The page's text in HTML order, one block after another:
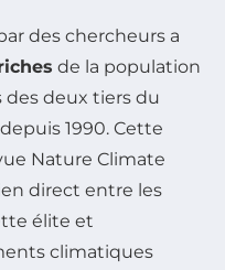
des chercheurs a
de la population
des deux tiers du
depuis 1990. Cette
Nature Climate
direct entre les
élite et
climatiques